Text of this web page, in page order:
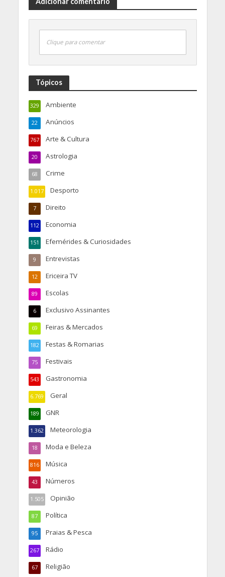
Clique para comentar
Tópicos
Ambiente
329
Anúncios
22
Arte & Cultura
767
Astrologia
20
Crime
68
Desporto
1.017
Direito
7
Economia
112
Efemérides & Curiosidades
151
Entrevistas
9
Ericeira TV
12
Escolas
89
Exclusivo Assinantes
6
Feiras & Mercados
69
Festas & Romarias
182
Festivais
75
Gastronomia
543
Geral
6.769
GNR
189
Meteorologia
1.362
Moda e Beleza
18
Música
816
Números
43
Opinião
1.505
Política
87
Praias & Pesca
95
Rádio
267
Religião
67